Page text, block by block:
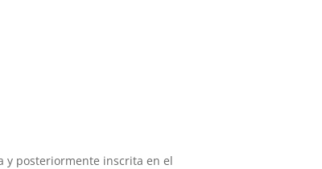
y posteriormente inscrita en el